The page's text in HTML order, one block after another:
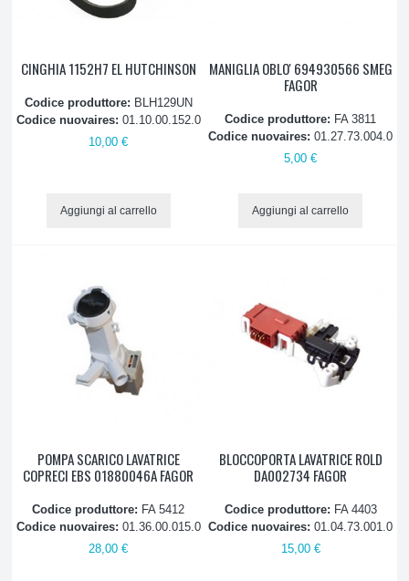
CINGHIA 1152H7 EL HUTCHINSON
Codice produttore: BLH129UN
Codice nuovaires: 01.10.00.152.0
10,00 €
Aggiungi al carrello
MANIGLIA OBLO' 694930566 SMEG
FAGOR
Codice produttore: FA 3811
Codice nuovaires:01.27.73.004.0
5,00 €
Aggiungi al carrello
POMPA SCARICO LAVATRICE
COPRECI EBS 01880046A FAGOR
Codice produttore: FA 5412
Codice nuovaires: 01.36.00.015.0
28,00 €
BLOCCOPORTA LAVATRICE ROLD
DA002734 FAGOR
Codice produttore: FA 4403
Codice nuovaires:01.04.73.001.0
15,00 €